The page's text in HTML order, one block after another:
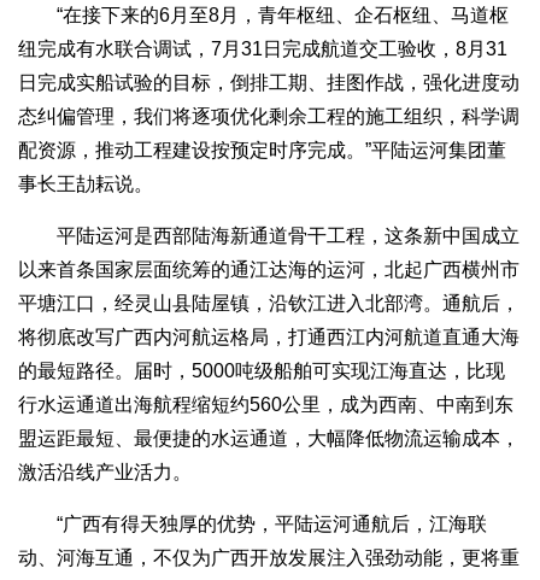
“在接下来的6月至8月，青年枢纽、企石枢纽、马道枢
纽完成有水联合调试，7月31日完成航道交工验收，8月31
日完成实船试验的目标，倒排工期、挂图作战，强化进度动
态纠偏管理，我们将逐项优化剩余工程的施工组织，科学调
配资源，推动工程建设按预定时序完成。”平陆运河集团董
事长王劼耘说。
平陆运河是西部陆海新通道骨干工程，这条新中国成立
以来首条国家层面统筹的通江达海的运河，北起广西横州市
平塘江口，经灵山县陆屋镇，沿钦江进入北部湾。通航后，
将彻底改写广西内河航运格局，打通西江内河航道直通大海
的最短路径。届时，5000吨级船舶可实现江海直达，比现
行水运通道出海航程缩短约560公里，成为西南、中南到东
盟运距最短、最便捷的水运通道，大幅降低物流运输成本，
激活沿线产业活力。
“广西有得天独厚的优势，平陆运河通航后，江海联
动、河海互通，不仅为广西开放发展注入强劲动能，更将重